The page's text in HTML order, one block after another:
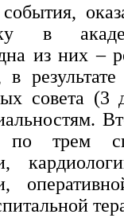
в
из них –
в
совета (3
по трем